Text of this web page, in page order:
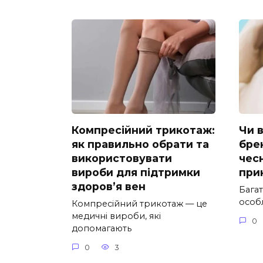
Компресійний трикотаж:
як правильно обрати та
використовувати
вироби для підтримки
здоров’я вен
Компресійний трикотаж — це
медичні вироби, які
допомагають
0 3
Чи
0